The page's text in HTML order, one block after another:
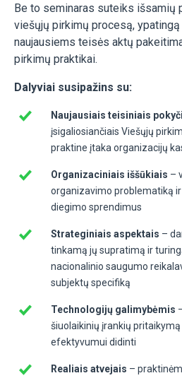
Be to seminaras suteiks išsamių
viešųjų pirkimų procesą,
naujausiems teisės aktų
pirkimų praktikai.
Dalyviai susipažins su:
Naujausiais teisiniais
įsigaliosiančiais Viešųjų
praktine įtaka organizacijų
Organizaciniais iššūkiais –
organizavimo problematiką
diegimo sprendimus
Strateginiais aspektais –
tinkamą jų supratimą ir
nacionalinio saugumo
subjektų specifiką
Technologijų galimybėmis
šiuolaikinių įrankių
efektyvumui didinti
Realiais atvejais –